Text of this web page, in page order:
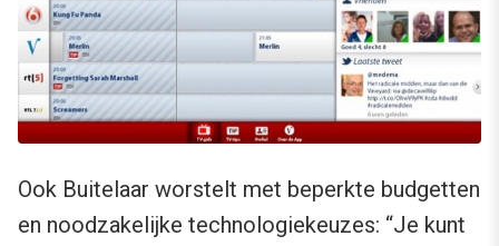
Ook Buitelaar worstelt met beperkte budgetten
en noodzakelijke technologiekeuzes: “Je kunt